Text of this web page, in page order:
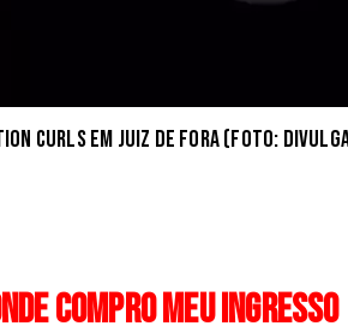
Curls em Juiz de Fora (Foto:
compro meu ingresso